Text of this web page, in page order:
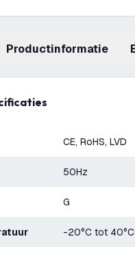
productinformatie
CE, RoHS, LVD
50Hz
G
-20°C tot 40°C